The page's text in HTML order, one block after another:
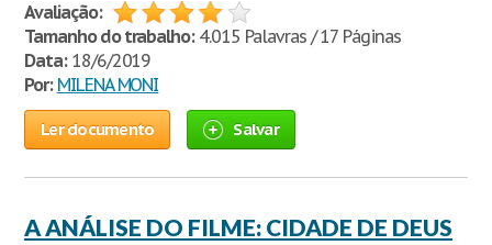
Avaliação:
Tamanho do trabalho:4.015 Palavras / 17 Páginas
Data:18/6/2019
Por: MILENA MONI
Ler documento Salvar
A ANÁLISE DO FILME: CIDADE DE DEUS